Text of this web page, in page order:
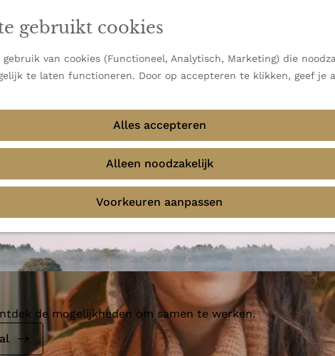
gebruikt cookies
van cookies (Functioneel, Analytisch, Marketing) die
te laten functioneren. Door op accepteren te klikken, geef je
Alles accepteren
Alleen noodzakelijk
Voorkeuren aanpassen
vooral bekend om zijn indrukwekkende Alpen, maar ook
uitzichten.
de mogelijkheden om samen te werken.